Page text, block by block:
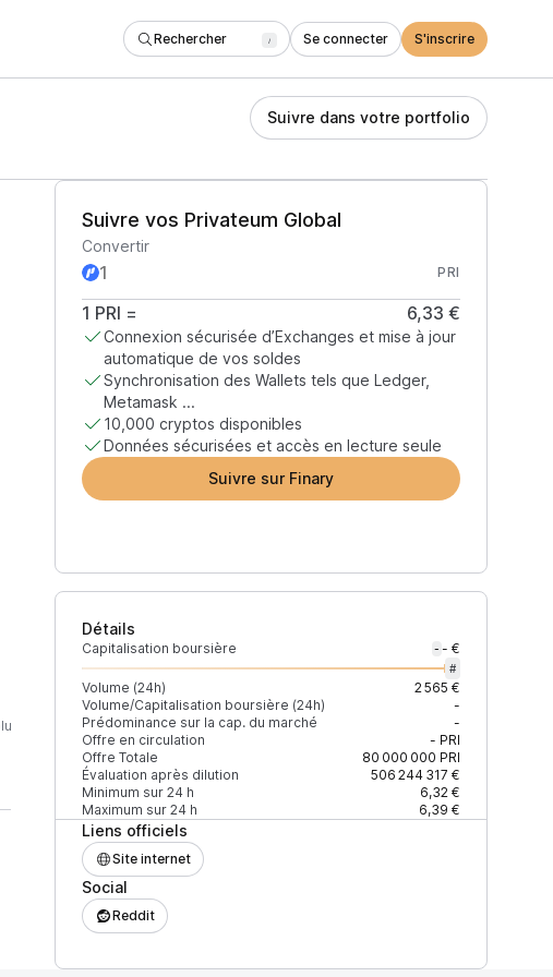
Rechercher / Se connecter S'inscrire
Suivre dans votre portfolio
Suivre vos Privateum Global
Convertir
PRI
1 PRI = 6,33 €
Connexion sécurisée d’Exchanges et mise à jour
automatique de vos soldes
Synchronisation des Wallets tels que Ledger,
Metamask ...
10,000 cryptos disponibles
Données sécurisées et accès en lecture seule
Suivre sur Finary
Détails
Capitalisation boursière - - €
#
Volume (24h)
2 565 €
Volume/Capitalisation boursière (24h)
-
Prédominance sur la cap. du marché
-
Offre en circulation
- PRI
Offre Totale
80 000 000 PRI
Évaluation après dilution
506 244 317 €
Minimum sur 24 h
6,32 €
Maximum sur 24 h
6,39 €
Liens officiels
Site internet
Social
Reddit
(24h) % du volume Confiance Mis à jour
99,84 %